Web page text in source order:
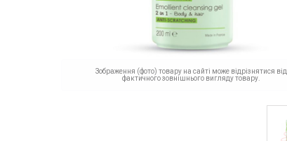
Зображення (фото) товару на сайті може відрізнятися від
фактичного зовнішнього вигляду товару.